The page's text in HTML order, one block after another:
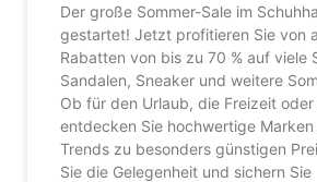
Der große Sommer-Sale im
gestartet! Jetzt profitieren Sie von
Rabatten von bis zu 70 % auf viele
Sandalen, Sneaker und weitere
Ob für den Urlaub, die Freizeit
entdecken Sie hochwertige
Trends zu besonders günstigen
Sie die Gelegenheit und sichern Sie